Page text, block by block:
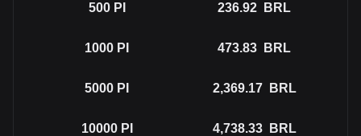
500 PI 236.92 BRL
1000 PI 473.83 BRL
5000 PI 2,369.17 BRL
10000 PI 4,738.33 BRL